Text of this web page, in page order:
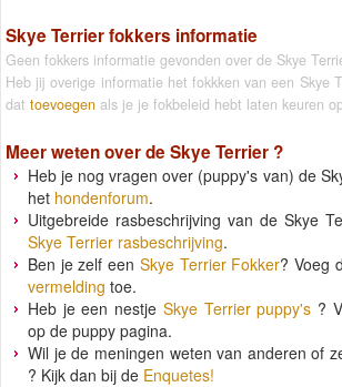
Skye Terrier fokkers informatie
Geen fokkers informatie gevonden over de Skye
Heb jij overige informatie het fokkken van een Skye
dat toevoegen als je je fokbeleid hebt laten keuren
Meer weten over de Skye Terrier ?
Heb je nog vragen over (puppy's van) de
het hondenforum.
Uitgebreide rasbeschrijving van de Skye
Skye Terrier rasbeschrijving.
Ben je zelf een Skye Terrier Fokker? Voeg
vermelding toe.
Heb je een nestje Skye Terrier puppy's ?
op de puppy pagina.
Wil je de meningen weten van anderen of
? Kijk dan bij de Enquetes!